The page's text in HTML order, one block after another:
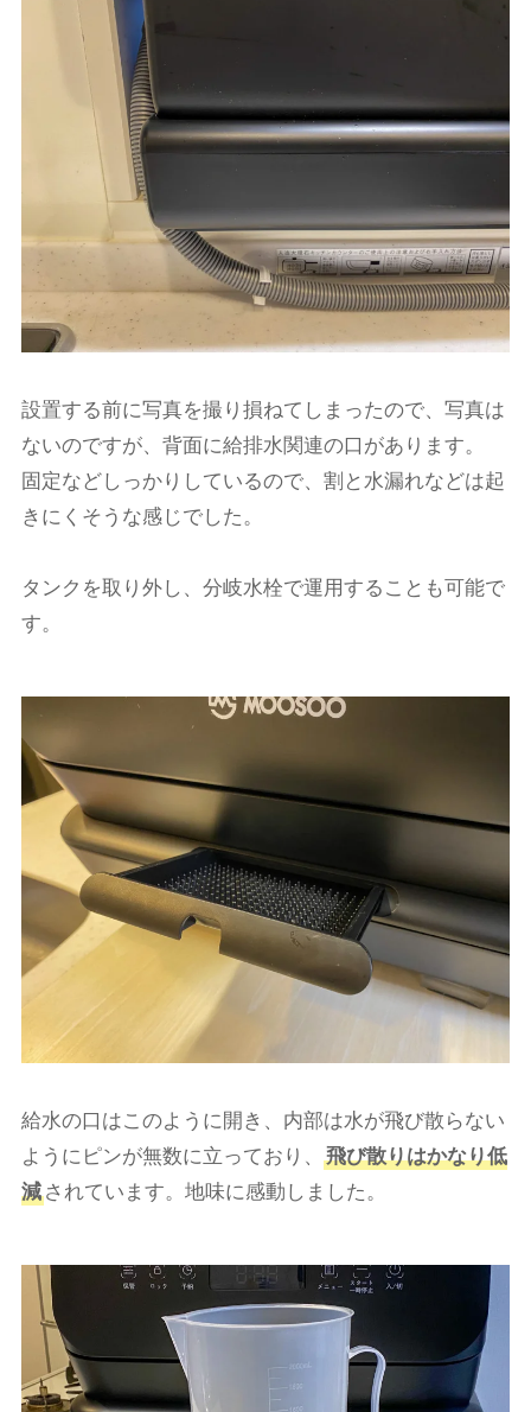
設置する前に写真を撮り損ねてしまったので、写真は
ないのですが、背面に給排水関連の口があります。
固定などしっかりしているので、割と水漏れなどは起
きにくそうな感じでした。
タンクを取り外し、分岐水栓で運用することも可能で
す。
給水の口はこのように開き、内部は水が飛び散らない
ようにピンが無数に立っており、
飛び散りはかなり低
減されています。地味に感動しました。